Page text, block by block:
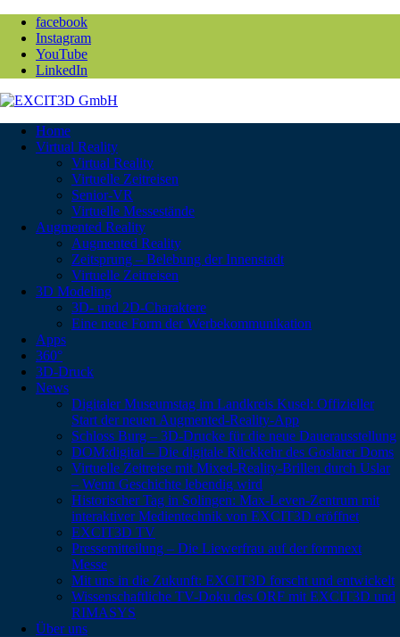
facebook
Instagram
YouTube
LinkedIn
Home
Virtual Reality
Virtual Reality
Virtuelle Zeitreisen
Senior-VR
Virtuelle Messestände
Augmented Reality
Augmented Reality
Zeitsprung – Belebung der Innenstadt
Virtuelle Zeitreisen
3D Modeling
3D- und 2D-Charaktere
Eine neue Form der Werbekommunikation
Apps
360°
3D-Druck
News
Digitaler Museumstag im Landkreis Kusel: Offizieller
Start der neuen Augmented-Reality-App
Schloss Burg – 3D-Drucke für die neue Dauerausstellung
DOM:digital – Die digitale Rückkehr des Goslarer Doms
Virtuelle Zeitreise mit Mixed-Reality-Brillen durch Uslar
– Wenn Geschichte lebendig wird
Historischer Tag in Solingen: Max-Leven-Zentrum mit
interaktiver Medientechnik von EXCIT3D eröffnet
EXCIT3D TV
Pressemitteilung – Die Liewerfrau auf der formnext
Messe
Mit uns in die Zukunft: EXCIT3D forscht und entwickelt
Wissenschaftliche TV-Doku des ORF mit EXCIT3D und
RIMASYS
Über uns